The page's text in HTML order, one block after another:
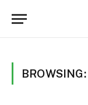
BROWSING: